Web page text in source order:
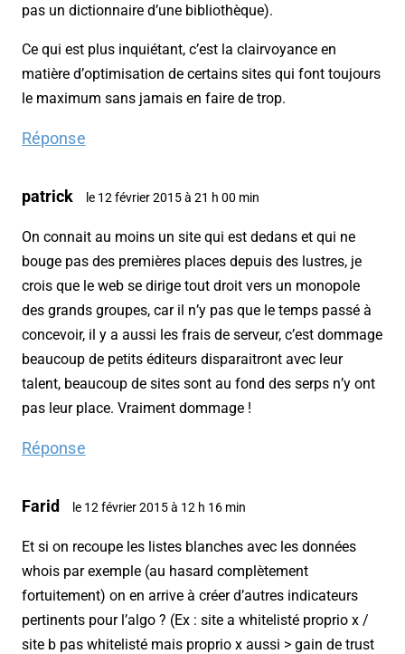
pas un dictionnaire d’une bibliothèque).
Ce qui est plus inquiétant, c’est la clairvoyance en
matière d’optimisation de certains sites qui font toujours
le maximum sans jamais en faire de trop.
Réponse
patrick le 12 février 2015 à 21 h 00 min
On connait au moins un site qui est dedans et qui ne
bouge pas des premières places depuis des lustres, je
crois que le web se dirige tout droit vers un monopole
des grands groupes, car il n’y pas que le temps passé à
concevoir, il y a aussi les frais de serveur, c’est dommage
beaucoup de petits éditeurs disparaitront avec leur
talent, beaucoup de sites sont au fond des serps n’y ont
pas leur place. Vraiment dommage !
Réponse
Farid le 12 février 2015 à 12 h 16 min
Et si on recoupe les listes blanches avec les données
whois par exemple (au hasard complètement
fortuitement) on en arrive à créer d’autres indicateurs
pertinents pour l’algo ? (Ex : site a whitelisté proprio x /
site b pas whitelisté mais proprio x aussi > gain de trust